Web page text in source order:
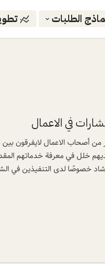
الطلبات
في الاعمال
أصحاب الاعمال لايفرقون بين
خلل في معرفة خدماتهم
خصوصًا لدى التنفيذين في